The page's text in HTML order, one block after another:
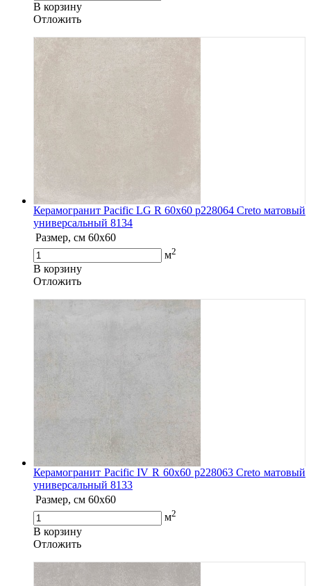
В корзину
Oтложить
Керамогранит Pacific LG R 60х60 р228064 Creto матовый
универсальный 8134
Размер, см 60x60
м2
В корзину
Oтложить
Керамогранит Pacific IV R 60х60 р228063 Creto матовый
универсальный 8133
Размер, см 60x60
м2
В корзину
Oтложить